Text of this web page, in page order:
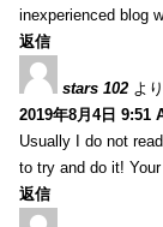
inexperienced blog
返信
stars 102 よ
2019年8月4日 9:51
Usually I do not
to try and do it!
返信